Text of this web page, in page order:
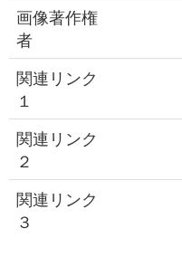
画像著作権
者
関連リンク
１
関連リンク
２
関連リンク
３